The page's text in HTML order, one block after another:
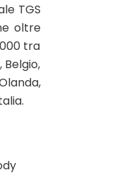
TGS
oltre
tra
Belgio,